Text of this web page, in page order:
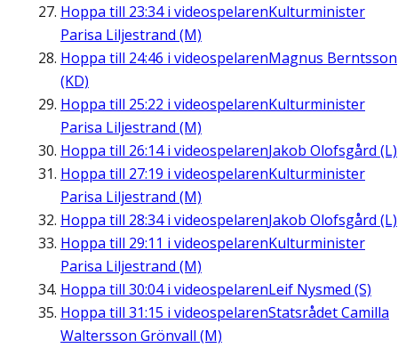
Hoppa till 23:34i videospelarenKulturminister
Parisa Liljestrand (M)
Hoppa till 24:46 i videospelarenMagnus Berntsson
(KD)
Hoppa till 25:22 i videospelarenKulturminister
Parisa Liljestrand (M)
Hoppa till 26:14i videospelarenJakob Olofsgård (L)
Hoppa till 27:19 i videospelarenKulturminister
Parisa Liljestrand (M)
Hoppa till 28:34i videospelarenJakob Olofsgård (L)
Hoppa till 29:11 i videospelarenKulturminister
Parisa Liljestrand (M)
Hoppa till 30:04i videospelarenLeif Nysmed (S)
Hoppa till 31:15 i videospelarenStatsrådet Camilla
Waltersson Grönvall (M)